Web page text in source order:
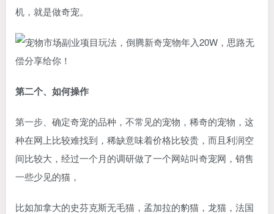
机，就是做奇宠。
第二个、如何操作
第一步、确定奇宠的品种，不常见的宠物，稀奇的宠物，这
种在网上比较难找到，稀缺意味着价格比较贵，而且利润空
间比较大，经过一个月的调研做了一个网站叫奇宠网，销售
一些少见的猫，
比如加拿大的史芬克斯无毛猫，孟加拉的豹猫，龙猫，法国